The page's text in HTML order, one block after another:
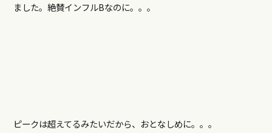
ました。絶賛インフルBなのに。。。
ピークは超えてるみたいだから、おとなしめに。。。